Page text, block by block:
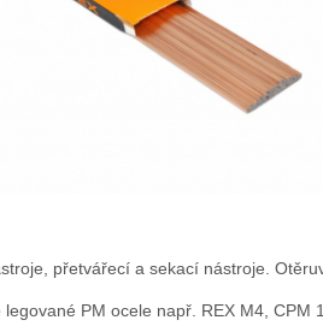
přetvářecí a sekací nástroje.
legované PM ocele např. REX M4, CPM